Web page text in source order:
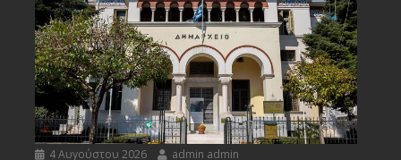
4 Αυγούστου 2026 admin admin